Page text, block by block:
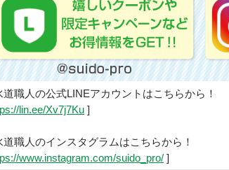
職人の公式LINEアカウントはこちらから！
lin.ee/Xv7j7Ku ]
職人のインスタグラムはこちらから！
www.instagram.com/suido_pro/ ]